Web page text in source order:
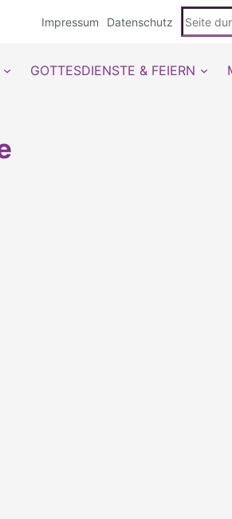
Impressum Datenschutz
Seite
GOTTESDIENSTE & FEIERN